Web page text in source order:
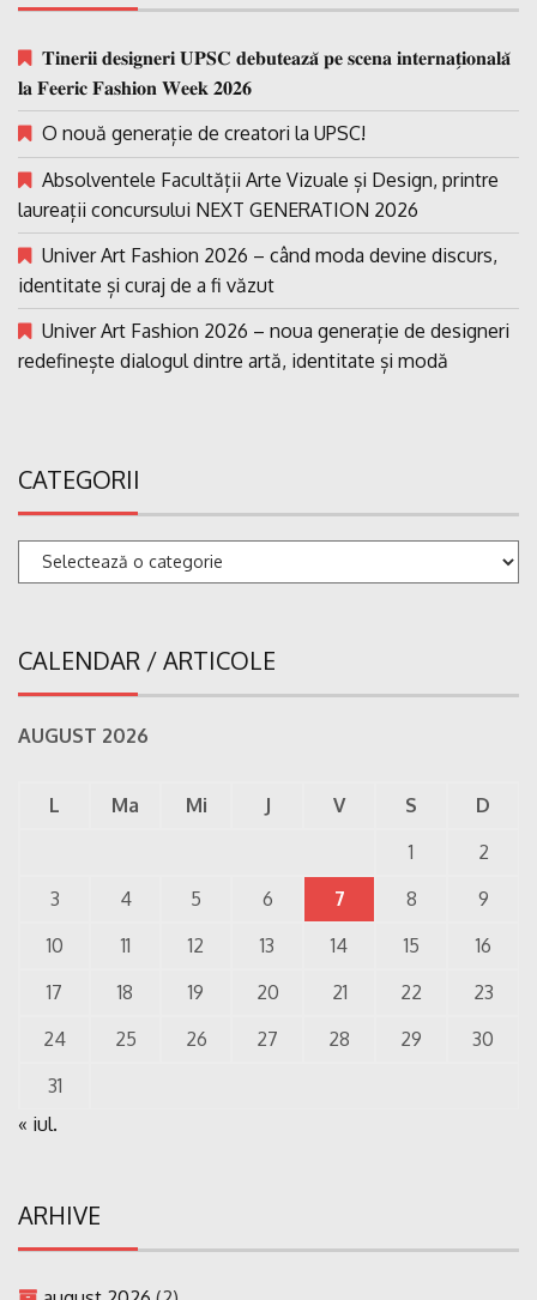
𝐓𝐢𝐧𝐞𝐫𝐢𝐢 𝐝𝐞𝐬𝐢𝐠𝐧𝐞𝐫𝐢 𝐔𝐏𝐒𝐂 𝐝𝐞𝐛𝐮𝐭𝐞𝐚𝐳𝐚̆ 𝐩𝐞 𝐬𝐜𝐞𝐧𝐚 𝐢𝐧𝐭𝐞𝐫𝐧𝐚𝐭̗𝐢𝐨𝐧𝐚𝐥𝐚̆
𝐥𝐚 𝐅𝐞𝐞𝐫𝐢𝐜 𝐅𝐚𝐬𝐡𝐢𝐨𝐧 𝐖𝐞𝐞𝐤 𝟐𝟎𝟐𝟔
O nouă generație de creatori la UPSC!
Absolventele Facultății Arte Vizuale și Design, printre
laureații concursului NEXT GENERATION 2026
Univer Art Fashion 2026 – când moda devine discurs,
identitate și curaj de a fi văzut
Univer Art Fashion 2026 – noua generație de designeri
redefinește dialogul dintre artă, identitate și modă
CATEGORII
Categorii
CALENDAR / ARTICOLE
AUGUST 2026
L Ma Mi J V S
D
1
2
3
4 5 6 7 8
9
10
11 12 13 14 15
16
17
18 19 20 21 22
23
24
25 26 27 28 29
30
31
« iul.
ARHIVE